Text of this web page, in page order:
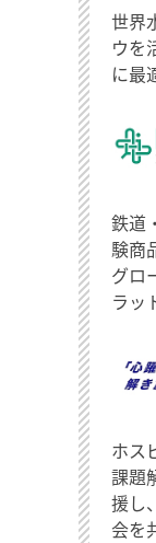
世界
ウを
に最
鉄道
験商
グロ
ラッ
ホス
課題
援し
会を